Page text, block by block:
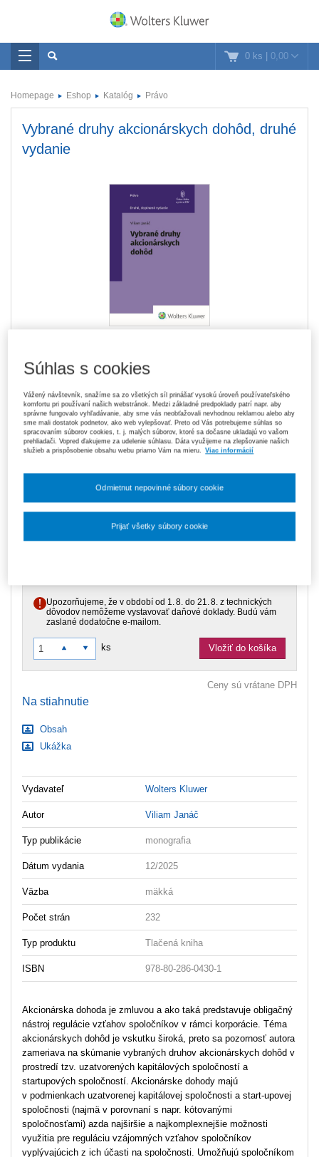
0 ks | 0,00
Homepage Eshop Katalóg Právo
Vybrané druhy akcionárskych dohôd, druhé
vydanie
Akadémia
21,00 €
Tlačená kniha
Na sklade- expedujeme ihneď. U vás do 3 prac. dní
E-kniha je dostupná výhradne prostredníctvom aplikácie ASPI
Predplatné 12 mesiacov ASPI Akadémia
Upozorňujeme, že v období od 1. 8. do 21. 8. z technických
dôvodov nemôžeme vystavovať daňové doklady. Budú vám
zaslané dodatočne e‑mailom.
ks Vložiť do košíka
Ceny sú vrátane DPH
Na stiahnutie
Obsah
Ukážka
Vydavateľ Wolters Kluwer
Autor Viliam Janáč
Typ publikácie monografia
Dátum vydania 12/2025
Väzba mäkká
Počet strán 232
Typ produktu Tlačená kniha
ISBN 978-80-286-0430-1
Akcionárska dohoda je zmluvou a ako taká predstavuje obligačný
nástroj regulácie vzťahov spoločníkov v rámci korporácie. Téma
akcionárskych dohôd je vskutku široká, preto sa pozornosť autora
zameriava na skúmanie vybraných druhov akcionárskych dohôd v
prostredí tzv. uzatvorených kapitálových spoločností a
startupových spoločností. Akcionárske dohody majú
v podmienkach uzatvorenej kapitálovej spoločnosti a start-upovej
spoločnosti (najmä v porovnaní s napr. kótovanými
spoločnosťami) azda najširšie a najkomplexnejšie možnosti
využitia pre reguláciu vzájomných vzťahov spoločníkov
vyplývajúcich z ich účasti na spoločnosti. Umožňujú spoločníkom
Súhlas s cookies
Vážený návštevník, snažíme sa zo všetkých síl prinášať vysokú úroveň používateľského
komfortu pri používaní našich webstránok. Medzi základné predpoklady patrí napr. aby
správne fungovalo vyhľadávanie, aby sme vás neobťažovali nevhodnou reklamou alebo aby
sme mali dostatok podnetov, ako web vylepšovať. Preto od Vás potrebujeme súhlas so
spracovaním súborov cookies, t. j. malých súborov, ktoré sa dočasne ukladajú vo vašom
prehliadači. Vopred ďakujeme za udelenie súhlasu. Dáta využijeme na zlepšovanie našich
služieb a prispôsobenie obsahu webu priamo Vám na mieru.
Viac informácií
Odmietnut nepovinné súbory cookie
Prijať všetky súbory cookie